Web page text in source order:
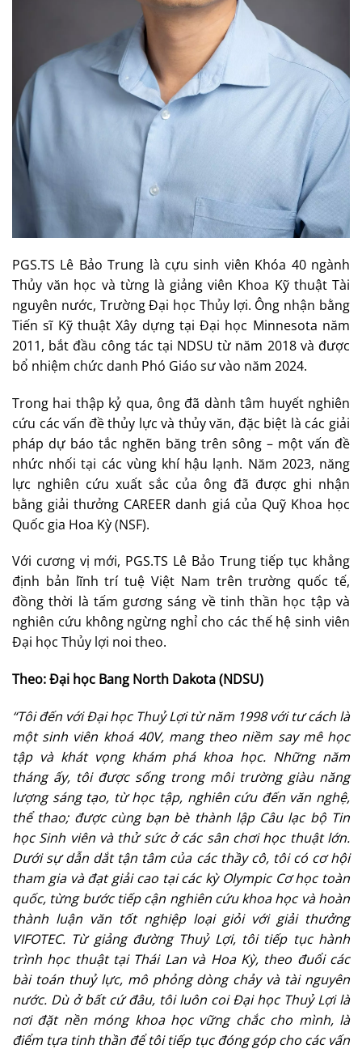
PGS.TS Lê Bảo Trung là cựu sinh viên Khóa 40 ngành
Thủy văn học và từng là giảng viên Khoa Kỹ thuật Tài
nguyên nước, Trường Đại học Thủy lợi. Ông nhận bằng
Tiến sĩ Kỹ thuật Xây dựng tại Đại học Minnesota năm
2011, bắt đầu công tác tại NDSU từ năm 2018 và được
bổ nhiệm chức danh Phó Giáo sư vào năm 2024.
Trong hai thập kỷ qua, ông đã dành tâm huyết nghiên
cứu các vấn đề thủy lực và thủy văn, đặc biệt là các giải
pháp dự báo tắc nghẽn băng trên sông – một vấn đề
nhức nhối tại các vùng khí hậu lạnh. Năm 2023, năng
lực nghiên cứu xuất sắc của ông đã được ghi nhận
bằng giải thưởng CAREER danh giá của Quỹ Khoa học
Quốc gia Hoa Kỳ (NSF).
Với cương vị mới, PGS.TS Lê Bảo Trung tiếp tục khẳng
định bản lĩnh trí tuệ Việt Nam trên trường quốc tế,
đồng thời là tấm gương sáng về tinh thần học tập và
nghiên cứu không ngừng nghỉ cho các thế hệ sinh viên
Đại học Thủy lợi noi theo.
Theo: Đại học Bang North Dakota (NDSU)
“Tôi đến với Đại học Thuỷ Lợi từ năm 1998 với tư cách là
một sinh viên khoá 40V, mang theo niềm say mê học
tập và khát vọng khám phá khoa học. Những năm
tháng ấy, tôi được sống trong môi trường giàu năng
lượng sáng tạo, từ học tập, nghiên cứu đến văn nghệ,
thể thao; được cùng bạn bè thành lập Câu lạc bộ Tin
học Sinh viên và thử sức ở các sân chơi học thuật lớn.
Dưới sự dẫn dắt tận tâm của các thầy cô, tôi có cơ hội
tham gia và đạt giải cao tại các kỳ Olympic Cơ học toàn
quốc, từng bước tiếp cận nghiên cứu khoa học và hoàn
thành luận văn tốt nghiệp loại giỏi với giải thưởng
VIFOTEC. Từ giảng đường Thuỷ Lợi, tôi tiếp tục hành
trình học thuật tại Thái Lan và Hoa Kỳ, theo đuổi các
bài toán thuỷ lực, mô phỏng dòng chảy và tài nguyên
nước. Dù ở bất cứ đâu, tôi luôn coi Đại học Thuỷ Lợi là
nơi đặt nền móng khoa học vững chắc cho mình, là
điểm tựa tinh thần để tôi tiếp tục đóng góp cho các vấn